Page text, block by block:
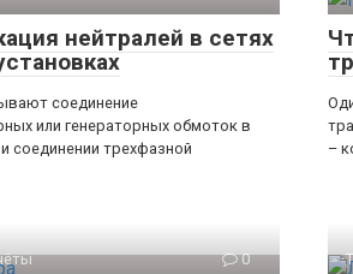
нейтралей в сетях
соединение
или генераторных обмоток в
соединении трехфазной
–
0